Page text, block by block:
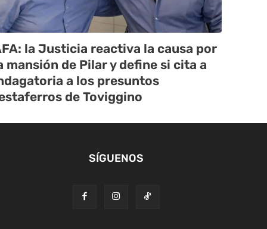
la Justicia reactiva la causa por
mansión de Pilar y define si cita a
a los presuntos
de Toviggino
SÍGUENOS